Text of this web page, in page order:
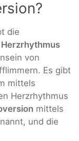
die
von
Es gibt
mittels
Herzrhythmus
mittels
und die